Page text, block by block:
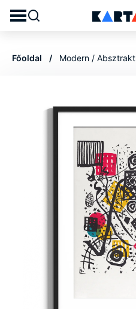
Főoldal Modern / Absztrakt